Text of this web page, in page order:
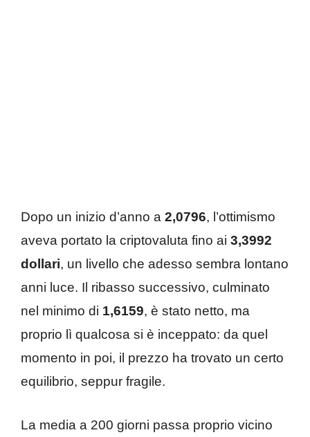
Dopo un inizio d’anno a 2,0796, l’ottimismo
aveva portato la criptovaluta fino ai 3,3992
dollari, un livello che adesso sembra lontano
anni luce. Il ribasso successivo, culminato
nel minimo di 1,6159, è stato netto, ma
proprio lì qualcosa si è inceppato: da quel
momento in poi, il prezzo ha trovato un certo
equilibrio, seppur fragile.
La media a 200 giorni passa proprio vicino